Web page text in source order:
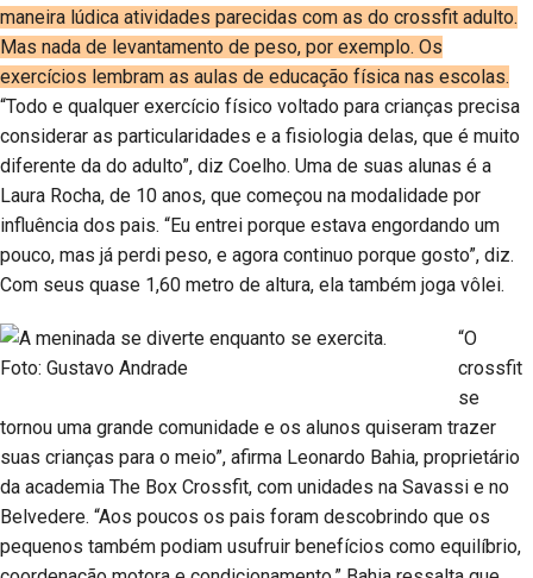
maneira lúdica atividades parecidas com as do crossfit adulto.
Mas nada de levantamento de peso, por exemplo. Os
exercícios lembram as aulas de educação física nas escolas.
“Todo e qualquer exercício físico voltado para crianças precisa
considerar as particularidades e a fisiologia delas, que é muito
diferente da do adulto”, diz Coelho. Uma de suas alunas é a
Laura Rocha, de 10 anos, que começou na modalidade por
influência dos pais. “Eu entrei porque estava engordando um
pouco, mas já perdi peso, e agora continuo porque gosto”, diz.
Com seus quase 1,60 metro de altura, ela também joga vôlei.
“O
crossfit
se
tornou uma grande comunidade e os alunos quiseram trazer
suas crianças para o meio”, afirma Leonardo Bahia, proprietário
da academia The Box Crossfit, com unidades na Savassi e no
Belvedere. “Aos poucos os pais foram descobrindo que os
pequenos também podiam usufruir benefícios como equilíbrio,